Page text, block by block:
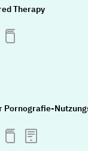
Therapy
Pornografie-